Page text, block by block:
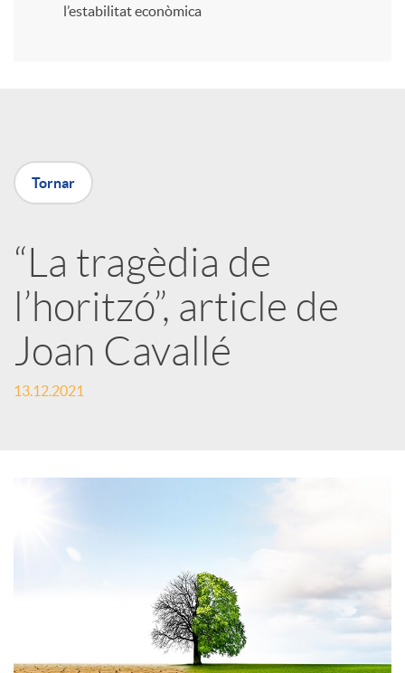
X
r
x
e
l’estabilitat econòmica
Tornar
“La tragèdia de
l’horitzó”, article de
Joan Cavallé
13.12.2021